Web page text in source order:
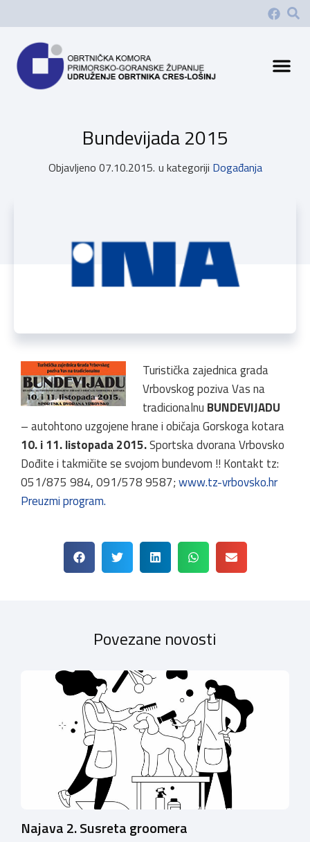
Bundevijada 2015
Objavljeno 07.10.2015. u kategoriji Događanja
Turistička zajednica grada
Vrbovskog poziva Vas na
tradicionalnu BUNDEVIJADU
– autohtono uzgojene hrane i običaja Gorskoga kotara
10. i 11. listopada 2015.Sportska dvorana Vrbovsko
Dođite i takmičite se svojom bundevom !! Kontakt tz:
051/875 984, 091/578 9587;www.tz-vrbovsko.hr
Preuzmi program.
Povezane novosti
Najava 2. Susreta groomera